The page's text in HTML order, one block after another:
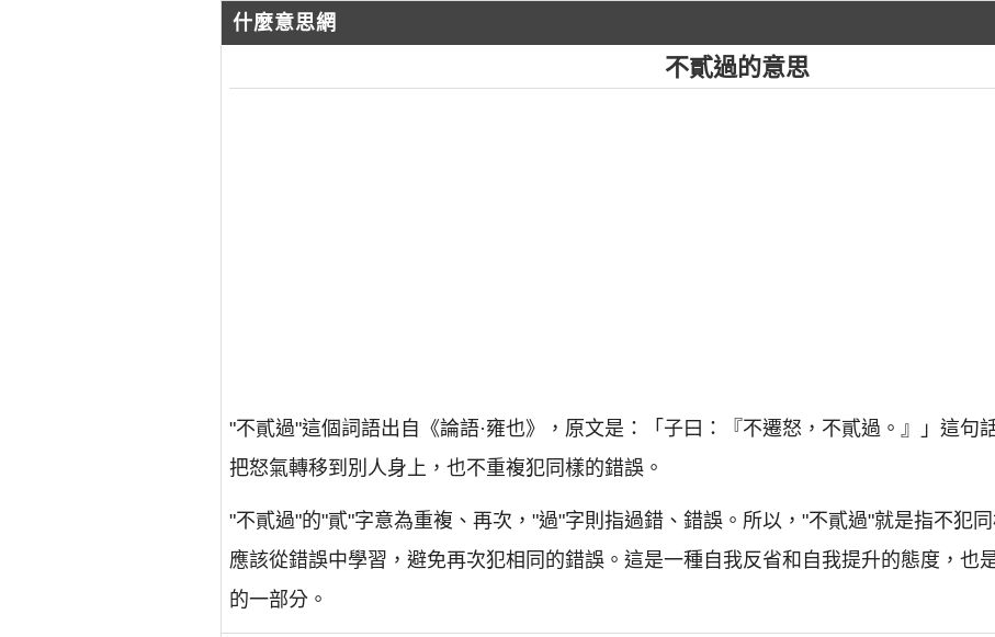
什麼意思網
不貳過的意思
"不貳過"這個詞語出自《論語·雍也》，原文是：「子曰：『不遷怒，不貳過。』」這句
把怒氣轉移到別人身上，也不重複犯同樣的錯誤。
"不貳過"的"貳"字意為重複、再次，"過"字則指過錯、錯誤。所以，"不貳過"就是指不犯
應該從錯誤中學習，避免再次犯相同的錯誤。這是一種自我反省和自我提升的態度，也
的一部分。